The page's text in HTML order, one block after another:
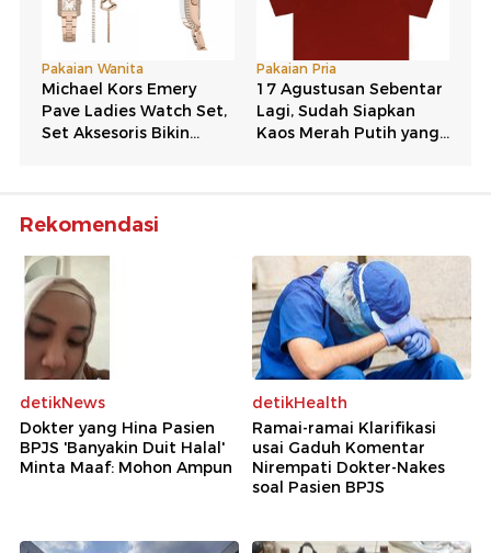
Rekomendasi
detikNews
Dokter yang Hina Pasien
BPJS 'Banyakin Duit Halal'
Minta Maaf: Mohon Ampun
detikHealth
Ramai-ramai Klarifikasi
usai Gaduh Komentar
Nirempati Dokter-Nakes
soal Pasien BPJS